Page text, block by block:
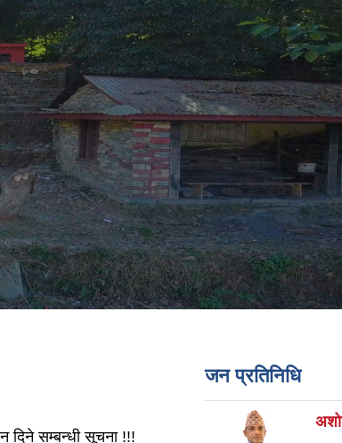
दिने सम्बन्धी सूचना !!!
जन प्रतिनिधि